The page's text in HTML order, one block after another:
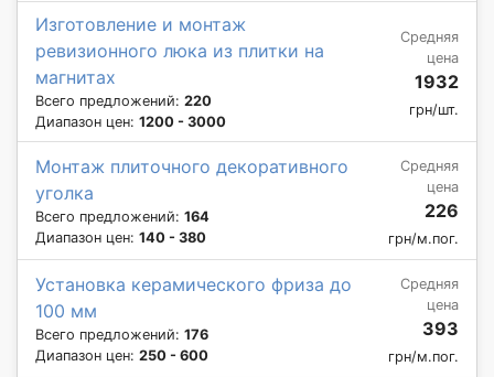
Изготовление и монтаж
ревизионного люка из плитки на
магнитах
Всего предложений: 220
Диапазон цен: 1200 - 3000
Средняя
цена
1932
грн/шт.
Монтаж плиточного декоративного
уголка
Всего предложений: 164
Диапазон цен: 140 - 380
Средняя
цена
226
грн/м.пог.
Установка керамического фриза до
100 мм
Всего предложений: 176
Диапазон цен: 250 - 600
Средняя
цена
393
грн/м.пог.